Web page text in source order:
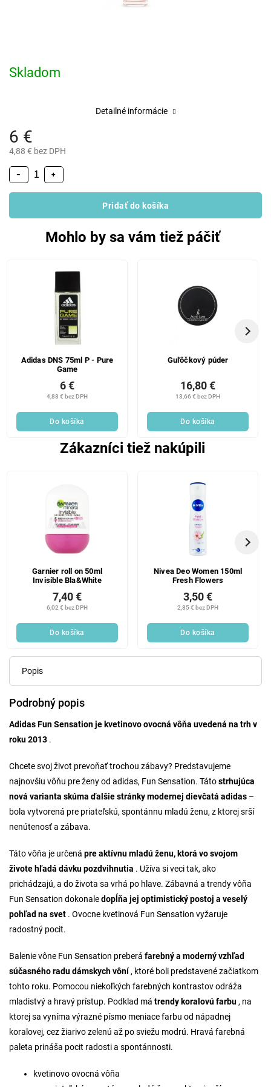
6 €
4,88 € bez DPH
Skladom
+
−
Pridať do košíka
Detailné informácie
Mohlo by sa vám tiež páčiť
Adidas DNS 75ml P - Pure
Game
4,88 € bez DPH
6 €
Do košíka
Guľôčkový púder
13,66 € bez DPH
16,80 €
Do košíka
Zákazníci tiež nakúpili
Garnier roll on 50ml
Invisible Bla&White
6,02 € bez DPH
7,40 €
Do košíka
Nivea Deo Women 150ml
Fresh Flowers
2,85 € bez DPH
3,50 €
Do košíka
Popis
Podrobný popis
Adidas Fun Sensation je kvetinovo ovocná vôňa uvedená na trh v
roku 2013 .
Chcete svoj život prevoňať trochou zábavy? Predstavujeme
najnovšiu vôňu pre ženy od adidas, Fun Sensation. Tátostrhujúca
nová varianta skúma ďalšie stránky modernej dievčatá adidas –
bola vytvorená pre priateľskú, spontánnu mladú ženu, z ktorej srší
nenútenosť a zábava.
Táto vôňa je určená pre aktívnu mladú ženu, ktorá vo svojom
živote hľadá dávku pozdvihnutia . Užíva si veci tak, ako
prichádzajú, a do života sa vrhá po hlave. Zábavná a trendy vôňa
Fun Sensation dokonaledopĺňa jej optimistický postoj a veselý
pohľad na svet . Ovocne kvetinová Fun Sensation vyžaruje
radostný pocit.
Balenie vône Fun Sensation preberá farebný a moderný vzhľad
súčasného radu dámskych vôní, ktoré boli predstavené začiatkom
tohto roku. Pomocou niekoľkých farebných kontrastov odráža
mladistvý a hravý prístup. Podklad má trendy koralovú farbu , na
ktorej sa vyníma výrazné písmo meniace farbu od nápadnej
koralovej, cez žiarivo zelenú až po sviežu modrú. Hravá farebná
paleta prináša pocit radosti a spontánnosti.
kvetinovo ovocná vôňa